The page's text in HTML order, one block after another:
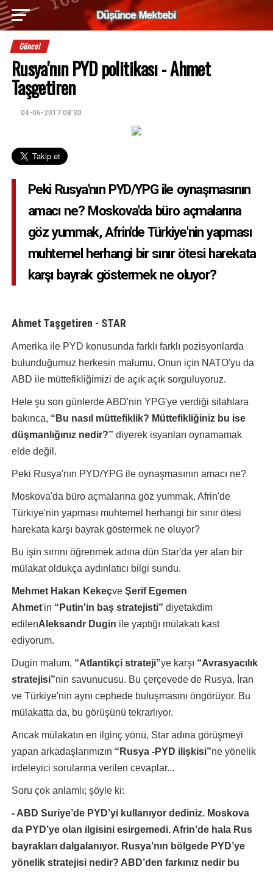
Güncel
Rusya'nın PYD politikası - Ahmet
Taşgetiren
04-06-2017 08:30
Peki Rusya'nın PYD/YPG ile oynaşmasının
amacı ne? Moskova'da büro açmalarına
göz yummak, Afrin'de Türkiye'nin yapması
muhtemel herhangi bir sınır ötesi harekata
karşı bayrak göstermek ne oluyor?
Ahmet Taşgetiren - STAR
Amerika ile PYD konusunda farklı farklı pozisyonlarda
bulunduğumuz herkesin malumu. Onun için NATO'yu da
ABD ile müttefikliğimizi de açık açık sorguluyoruz.
Hele şu son günlerde ABD'nin YPG'ye verdiği silahlara
bakınca, “Bu nasıl müttefiklik? Müttefikliğiniz bu ise
düşmanlığınız nedir?” diyerek isyanları oynamamak
elde değil.
Peki Rusya'nın PYD/YPG ile oynaşmasının amacı ne?
Moskova'da büro açmalarına göz yummak, Afrin'de
Türkiye'nin yapması muhtemel herhangi bir sınır ötesi
harekata karşı bayrak göstermek ne oluyor?
Bu işin sırrını öğrenmek adına dün Star'da yer alan bir
mülakat oldukça aydınlatıcı bilgi sundu.
Mehmet Hakan Kekeçve Şerif Egemen
Ahmet'in “Putin'in baş stratejisti” diyetakdim
edilenAleksandr Dugin ile yaptığı mülakatı kast
ediyorum.
Dugin malum, “Atlantikçi strateji”ye karşı “Avrasyacılık
stratejisi”nin savunucusu. Bu çerçevede de Rusya, İran
ve Türkiye'nin aynı cephede buluşmasını öngörüyor. Bu
mülakatta da, bu görüşünü tekrarlıyor.
Ancak mülakatın en ilginç yönü, Star adına görüşmeyi
yapan arkadaşlarımızın “Rusya -PYD ilişkisi”ne yönelik
irdeleyici sorularına verilen cevaplar...
Soru çok anlamlı; şöyle ki:
- ABD Suriye’de PYD’yi kullanıyor dediniz. Moskova
da PYD’ye olan ilgisini esirgemedi. Afrin’de hala Rus
bayrakları dalgalanıyor. Rusya’nın bölgede PYD’ye
yönelik stratejisi nedir? ABD’den farkınız nedir bu